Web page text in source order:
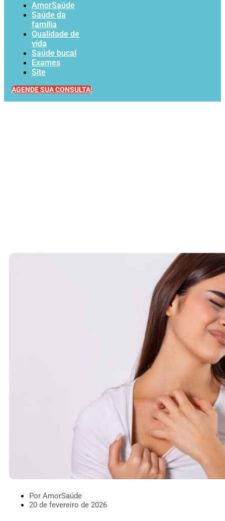
AmorSaúde
Saúde da
família
Qualidade de
vida
Saúde bucal
Exames
Site
AGENDE SUA CONSULTA!
Por AmorSaúde
20 de fevereiro de 2026